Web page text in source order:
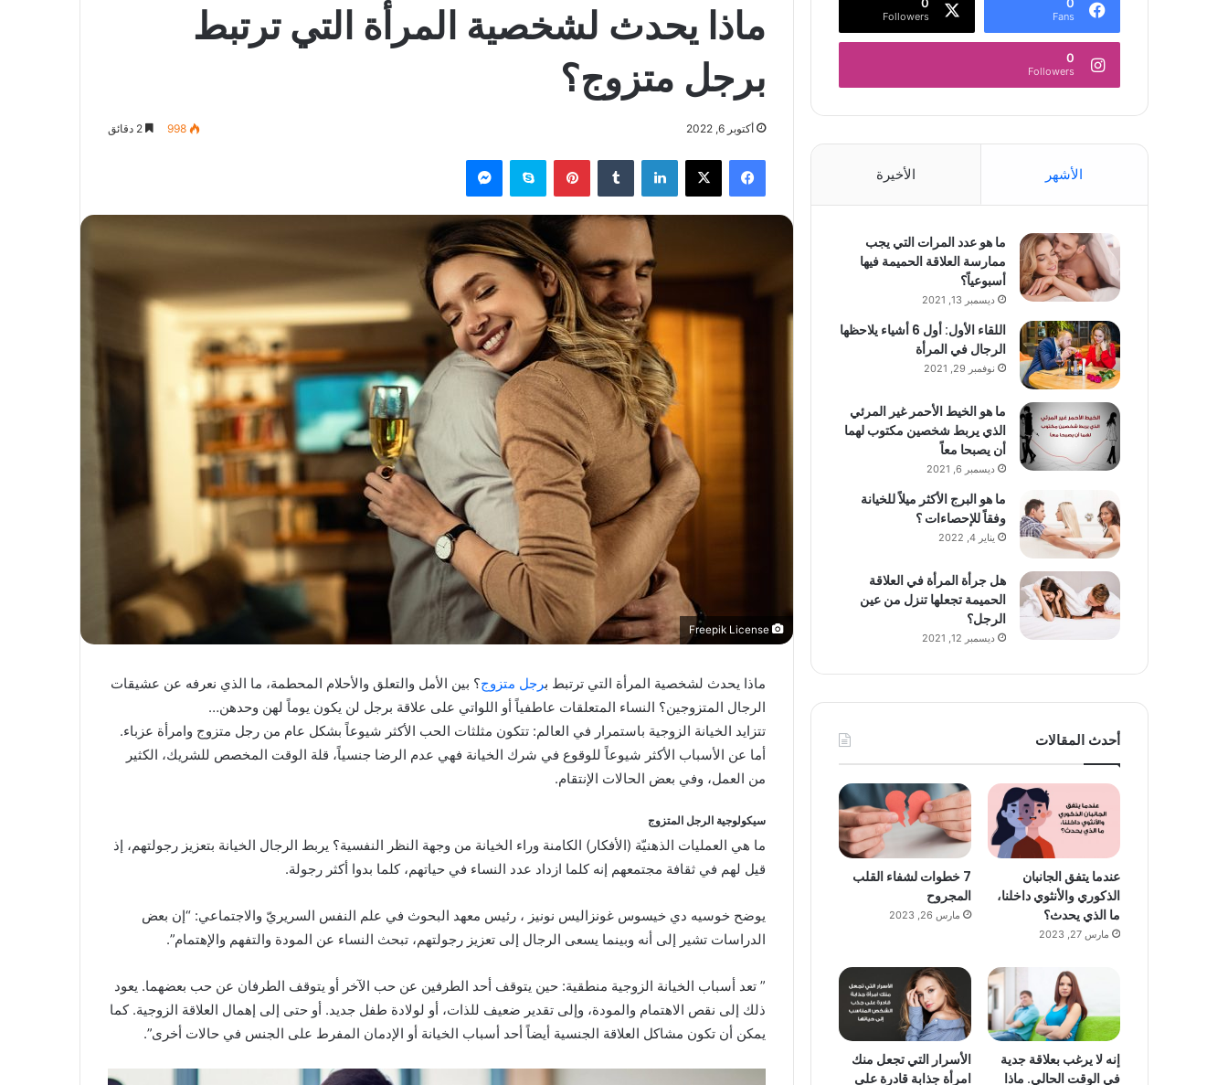
ماذا يحدث لشخصية المرأة التي ترتبط
برجل متزوج؟
أكتوبر 6, 2022 998
فيسبوك X لينكدإن بينتيريستسكايب ماسنجر
ماذا يحدث لشخصية المرأة التي ترتبط برجل متزوج؟ بين الأمل والتعلق والأحلام المحطمة، ما الذي نعرفه عن عشيقات
الرجال المتزوجين؟ النساء المتعلقات عاطفياً أو اللواتي على علاقة برجل لن يكون يوماً لهن وحدهن…
تتزايد الخيانة الزوجية باستمرار في العالم: تتكون مثلثات الحب الأكثر شيوعاً بشكل عام من رجل متزوج وامرأة عزباء.
أما عن الأسباب الأكثر شيوعاً للوقوع في شرك الخيانة فهي عدم الرضا جنسياً، قلة الوقت المخصص للشريك، الكثير
من العمل، وفي بعض الحالات الإنتقام.
سيكولوجية الرجل المتزوج
ما هي العمليات الذهنيّة (الأفكار) الكامنة وراء الخيانة من وجهة النظر النفسية؟ يربط الرجال الخيانة بتعزيز رجولتهم، إذ
قيل لهم في ثقافة مجتمعهم إنه كلما ازداد عدد النساء في حياتهم، كلما بدوا أكثر رجولة.
يوضح خوسيه دي خيسوس غونزاليس نونيز ، رئيس معهد البحوث في علم النفس السريريّ والاجتماعي: “إن بعض
الدراسات تشير إلى أنه وبينما يسعى الرجال إلى تعزيز رجولتهم، تبحث النساء عن المودة والتفهم والإهتمام”.
” تعد أسباب الخيانة الزوجية منطقية: حين يتوقف أحد الطرفين عن حب الآخر أو يتوقف الطرفان عن حب بعضهما. يعود
ذلك إلى نقص الاهتمام والمودة، وإلى تقدير ضعيف للذات، أو لولادة طفل جديد. أو حتى إلى إهمال العلاقة الزوجية. كما
يمكن أن تكون مشاكل العلاقة الجنسية أيضاً أحد أسباب الخيانة أو الإدمان المفرط على الجنس في حالات أخرى”.
Fans
Followers
0
Followers
الأشهر الأخيرة
ما هو عدد المرات التي يجب
ممارسة العلاقة الحميمة فيها
أسبوعياً؟
ديسمبر 13, 2021
اللقاء الأول: أول 6 أشياء يلاحظها
الرجال في المرأة
نوفمبر 29, 2021
ما هو الخيط الأحمر غير المرئي
الذي يربط شخصين مكتوب لهما
أن يصبحا معاً
ديسمبر 6, 2021
ما هو البرج الأكثر ميلاً للخيانة
وفقاً للإحصاءات ؟
يناير 4, 2022
هل جرأة المرأة في العلاقة
الحميمة تجعلها تنزل من عين
الرجل؟
ديسمبر 12, 2021
أحدث المقالات
عندما يتفق الجانبان
الذكوري والأنثوي داخلنا،
ما الذي يحدث؟
مارس 27, 2023
7 خطوات لشفاء القلب
المجروح
مارس 26, 2023
إنه لا يرغب بعلاقة جدية
في الوقت الحالي. ماذا
الأسرار التي تجعل منك
امرأة جذابة قادرة على